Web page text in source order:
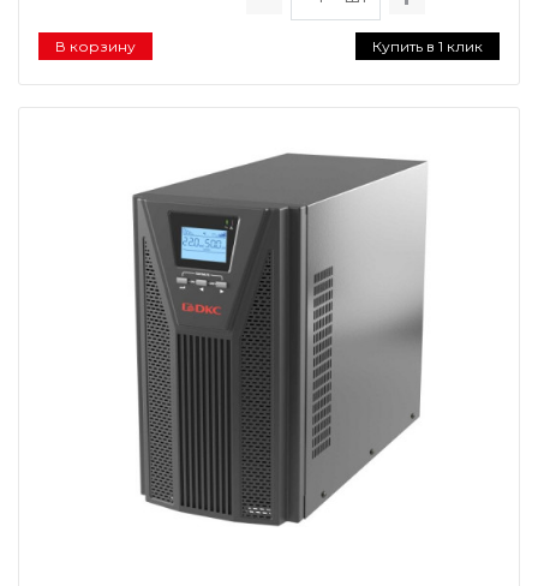
В корзину Купить в 1 клик